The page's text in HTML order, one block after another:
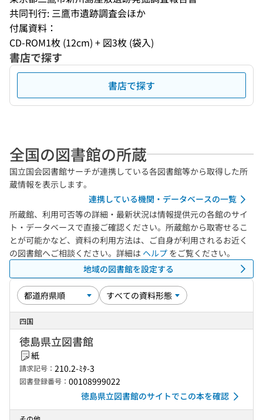
共同刊行: 三鷹市遺跡調査会ほか
付属資料：
CD-ROM1枚 (12cm) + 図3枚 (袋入)
書店で探す
書店で探す
全国の図書館の所蔵
国立国会図書館サーチが連携している各図書館等から取得した所
蔵情報を表示します。
連携している機関・データベースの一覧
所蔵館、利用可否等の詳細・最新状況は情報提供元の各館のサイ
ト・データベースで直接ご確認ください。所蔵館から取寄せるこ
とが可能かなど、資料の利用方法は、ご自身が利用されるお近く
の図書館へご相談ください。詳細は ヘルプ をご覧ください。
地域の図書館を設定する
四国
徳島県立図書館
紙
請求記号： 210.2-ﾐﾀ-3
図書登録番号： 00108999022
徳島県立図書館のサイトでこの本を確認